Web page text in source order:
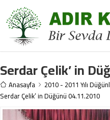
Serdar Çelik’ in
Anasayfa 2010 - 2011 Yılı
Serdar Çelik’ in Düğünü 04.11.2010